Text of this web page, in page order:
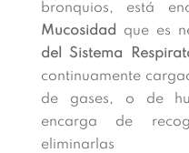
bronquios, está
Mucosidad
que es
del Sistema
continuamente
de gases, o de
encarga de
eliminarlas